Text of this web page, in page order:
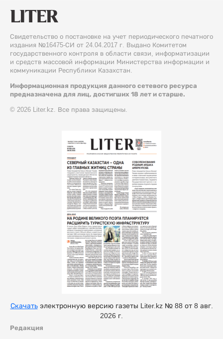
Свидетельство о постановке на учет периодического печатного
издания №16475-СИ от 24.04.2017 г. Выдано Комитетом
государственного контроля в области связи, информатизации
и средств массовой информации Министерства информации и
коммуникации Республики Казахстан.
Информационная продукция данного сетевого ресурса
предназначена для лиц, достигших 18 лет и старше.
© 2026 Liter.kz. Все права защищены.
Редакция
Скачатьэлектронную версию газеты Liter.kz № 88 от 8 авг.
2026 г.